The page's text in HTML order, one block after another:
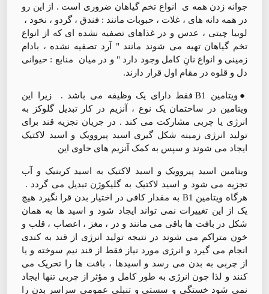
جوانه زدن همه ی انواع تخم گیاهان ضروری است . از این رو
در همه دانه های ، غلات ، حبوبات مانند : فندق ، گردو ، نخود ،
لوبیا چیتی ، عدس و در غذاهای تصفیه نشده ای که از انواع
تخم گیاهان تهیه می شوند مانند " آرد تصفیه نشده ، بادام
زمینی و انواع نانِ کامل وجود دارد " و در میان منابع : حیوانی
دل و قلوه در مقام اول قرار دارند.
●ویتامین B1 فقط دارای یک وظیفه می باشد . زیرا این
ویتامین در ساختمان یک نوع ، آنزیم در کار تبدیل گلوکز به
انرژی یا چربی مشارکت می کند . در جریان تجزیه قند برای
تولید انرژی زمینه شکل گیری اسید پیروویک و اسید لاکتیک
ایجاد می شوند و سپس به کمک آنزیم های حاوی این
ویتامین اسید پیروویک و اسید لاکتیک به اسید کربنیک و آب
تجزیه می شود و اسید لاکتیک به گلیکوژن تبدیل می گردد .
هرگاه ویتامین B1 به مقدار کافی در اختیار بدن قرا نگیرد هیچ
یک از این تغییرات نمی تواند ایجاد شود و اسید ها به همان
شکل در بافت ها باقی می مانند و در ، مغز ، اعصاب ، قلب و
خون متراکم می شوند در نتیجه تولید انرژی از قند به کندی
انجام می گیرد و انرژی مورد نیاز فقط از قند نیم سوخته و یا
از چربی به بدن می رسد و اسیدها ، بافت ها را تحریک می
کنند و لذا چون انرژی به طور کامل و مؤثر از چربی تنها ایجاد
نمی شود خستگی و سستی و تنبلی عمومی سراسر بدن را